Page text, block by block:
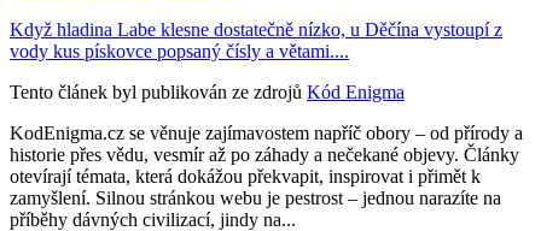
Když hladina Labe klesne dostatečně nízko, u Děčína vystoupí z
vody kus pískovce popsaný čísly a větami....
Tento článek byl publikován ze zdrojů Kód Enigma
KodEnigma.cz se věnuje zajímavostem napříč obory – od přírody a
historie přes vědu, vesmír až po záhady a nečekané objevy. Články
otevírají témata, která dokážou překvapit, inspirovat i přimět k
zamyšlení. Silnou stránkou webu je pestrost – jednou narazíte na
příběhy dávných civilizací, jindy na...